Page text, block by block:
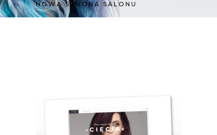
NOWA STRONA SALONU